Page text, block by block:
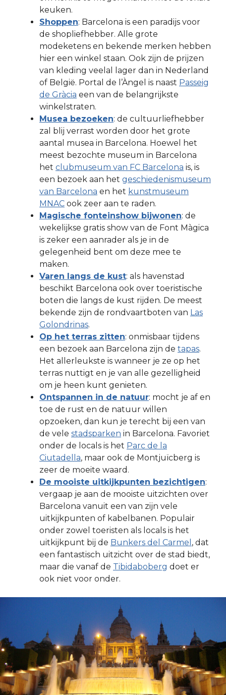
keuken.
Shoppen: Barcelona is een paradijs voor
de shopliefhebber. Alle grote
modeketens en bekende merken hebben
hier een winkel staan. Ook zijn de prijzen
van kleding veelal lager dan in Nederland
of België. Portal de l’Àngel is naast Passeig
de Gràcia een van de belangrijkste
winkelstraten.
Musea bezoeken: de cultuurliefhebber
zal blij verrast worden door het grote
aantal musea in Barcelona. Hoewel het
meest bezochte museum in Barcelona
het clubmuseum van FC Barcelona is, is
een bezoek aan het geschiedenismuseum
van Barcelona en het kunstmuseum
MNAC ook zeer aan te raden.
Magische fonteinshow bijwonen: de
wekelijkse gratis show van de Font Màgica
is zeker een aanrader als je in de
gelegenheid bent om deze mee te
maken.
Varen langs de kust: als havenstad
beschikt Barcelona ook over toeristische
boten die langs de kust rijden. De meest
bekende zijn de rondvaartboten van Las
Golondrinas.
Op het terras zitten: onmisbaar tijdens
een bezoek aan Barcelona zijn de tapas.
Het allerleukste is wanneer je ze op het
terras nuttigt en je van alle gezelligheid
om je heen kunt genieten.
Ontspannen in de natuur: mocht je af en
toe de rust en de natuur willen
opzoeken, dan kun je terecht bij een van
de vele stadsparken in Barcelona. Favoriet
onder de locals is het Parc de la
Ciutadella, maar ook de Montjuïcberg is
zeer de moeite waard.
De mooiste uitkijkpunten bezichtigen:
vergaap je aan de mooiste uitzichten over
Barcelona vanuit een van zijn vele
uitkijkpunten of kabelbanen. Populair
onder zowel toeristen als locals is het
uitkijkpunt bij de Bunkers del Carmel , dat
een fantastisch uitzicht over de stad biedt,
maar die vanaf de Tibidaboberg doet er
ook niet voor onder.